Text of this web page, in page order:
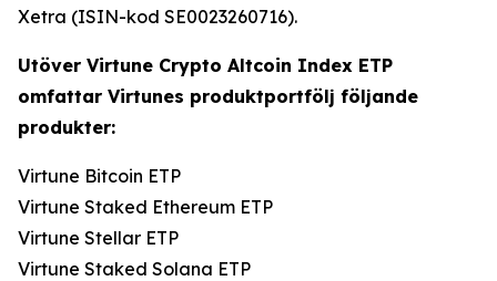
Xetra (ISIN-kod SE0023260716).
Utöver Virtune Crypto Altcoin Index ETP
omfattar Virtunes produktportfölj följande
produkter:
Virtune Bitcoin ETP
Virtune Staked Ethereum ETP
Virtune Stellar ETP
Virtune Staked Solana ETP